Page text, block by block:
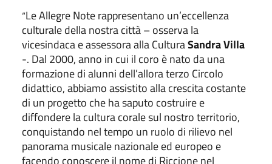
“Le Allegre Note rappresentano un’eccellenza
culturale della nostra città – osserva la
vicesindaca e assessora alla CulturaSandra Villa
-. Dal 2000, anno in cui il coro è nato da una
formazione di alunni dell’allora terzo Circolo
didattico, abbiamo assistito alla crescita costante
di un progetto che ha saputo costruire e
diffondere la cultura corale sul nostro territorio,
conquistando nel tempo un ruolo di rilievo nel
panorama musicale nazionale ed europeo e
facendo conoscere il nome di Riccione nel